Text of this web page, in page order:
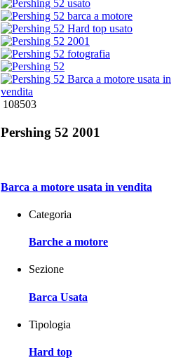
108503
Pershing 52 2001
Barca a motore usata in vendita
Categoria
Barche a motore
Sezione
Barca Usata
Tipologia
Hard top